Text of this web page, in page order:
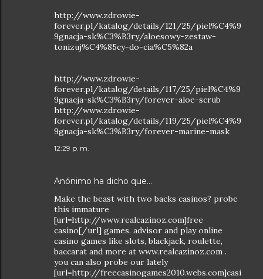
http://www.zdrowie-
forever.pl/katalog/details/121/25/piel%C4%9
9gnacja-sk%C3%B3ry/aloesowy-zestaw-
tonizuj%C4%85cy-do-cia%C5%82a
http://www.zdrowie-
forever.pl/katalog/details/117/25/piel%C4%9
9gnacja-sk%C3%B3ry/forever-aloe-scrub
http://www.zdrowie-
forever.pl/katalog/details/119/25/piel%C4%9
9gnacja-sk%C3%B3ry/forever-marine-mask
12:29 p. m.
Anónimo ha dicho que…
Make the beast with two backs casinos? probe
this immature
[url=http://www.realcazinoz.com]free
casino[/url] games. advisor and play online
casino games like slots, blackjack, roulette,
baccarat and more at www.realcazinoz.com .
you can also probe our lately
[url=http://freecasinogames2010.webs.com]casi